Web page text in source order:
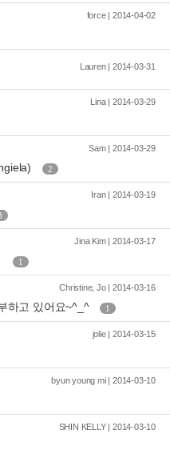
force | 2014-04-02
Lauren | 2014-03-31
Lina | 2014-03-29
Sam | 2014-03-29
2
Iran | 2014-03-19
Jina Kim | 2014-03-17
1
Christine, Jo | 2014-03-16
하고 있어요~^_^ 1
jolie | 2014-03-15
byun young mi | 2014-03-10
SHIN KELLY | 2014-03-10